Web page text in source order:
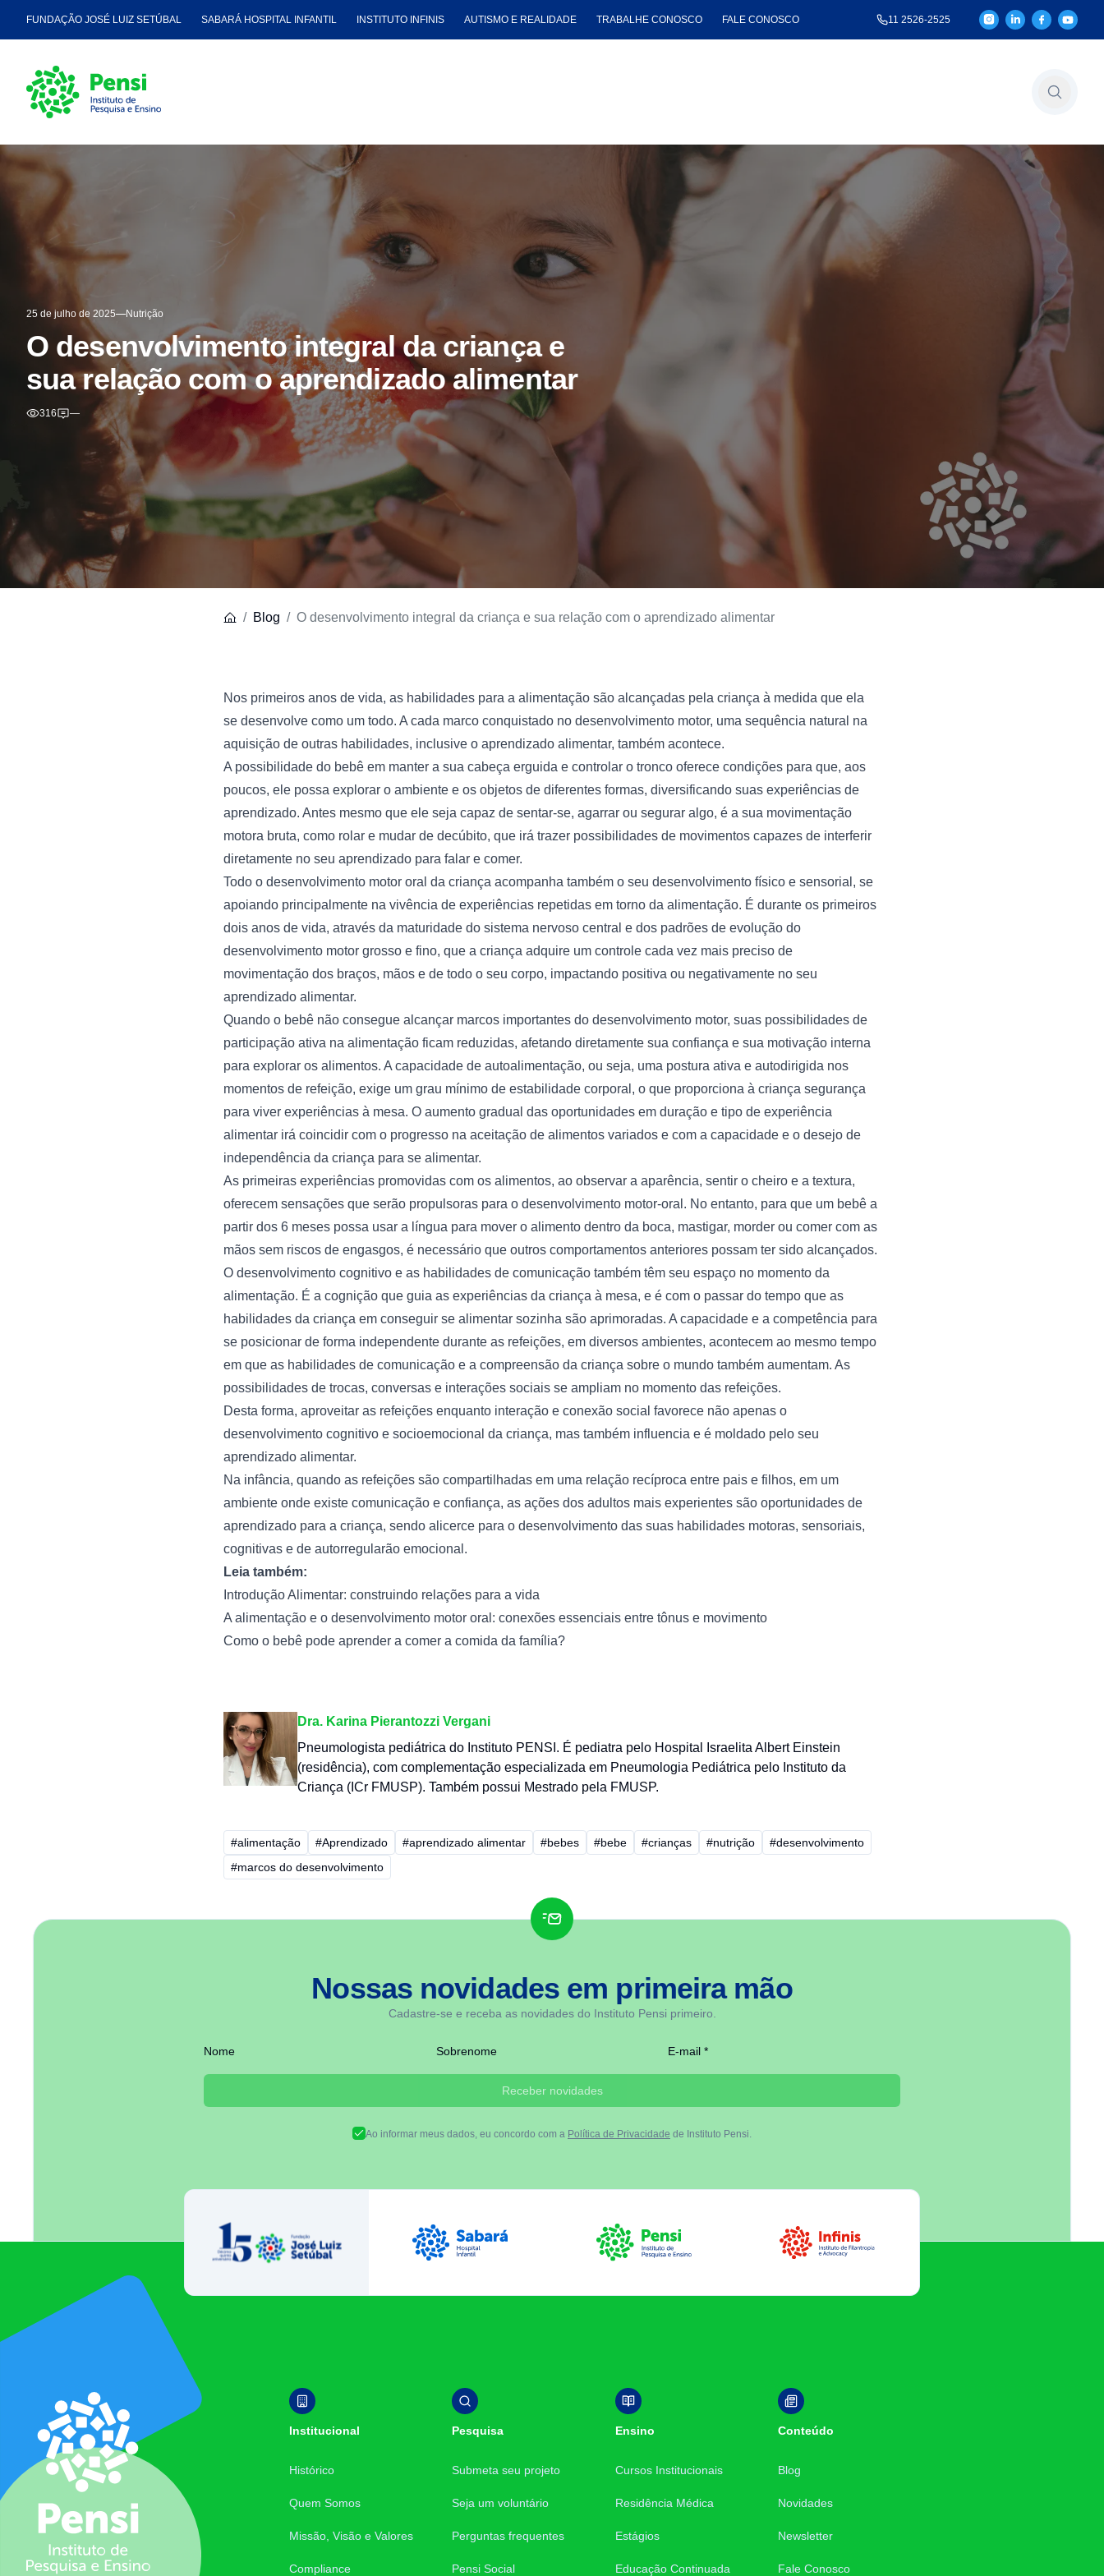
FUNDAÇÃO JOSÉ LUIZ SETÚBAL SABARÁ HOSPITAL INFANTIL INSTITUTO INFINIS AUTISMO E REALIDADE TRABALHE CONOSCO FALE CONOSCO 11 2526-2525
25 de julho de 2025 Nutrição
O desenvolvimento integral da criança e
sua relação com o aprendizado alimentar
316 —
Blog O desenvolvimento integral da criança e sua relação com o aprendizado alimentar
Nos primeiros anos de vida, as habilidades para a alimentação são alcançadas pela criança à medida que ela
se desenvolve como um todo. A cada marco conquistado no desenvolvimento motor, uma sequência natural na
aquisição de outras habilidades, inclusive o aprendizado alimentar, também acontece.
A possibilidade do bebê em manter a sua cabeça erguida e controlar o tronco oferece condições para que, aos
poucos, ele possa explorar o ambiente e os objetos de diferentes formas, diversificando suas experiências de
aprendizado. Antes mesmo que ele seja capaz de sentar-se, agarrar ou segurar algo, é a sua movimentação
motora bruta, como rolar e mudar de decúbito, que irá trazer possibilidades de movimentos capazes de interferir
diretamente no seu aprendizado para falar e comer.
Todo o desenvolvimento motor oral da criança acompanha também o seu desenvolvimento físico e sensorial, se
apoiando principalmente na vivência de experiências repetidas em torno da alimentação. É durante os primeiros
dois anos de vida, através da maturidade do sistema nervoso central e dos padrões de evolução do
desenvolvimento motor grosso e fino, que a criança adquire um controle cada vez mais preciso de
movimentação dos braços, mãos e de todo o seu corpo, impactando positiva ou negativamente no seu
aprendizado alimentar.
Quando o bebê não consegue alcançar marcos importantes do desenvolvimento motor, suas possibilidades de
participação ativa na alimentação ficam reduzidas, afetando diretamente sua confiança e sua motivação interna
para explorar os alimentos. A capacidade de autoalimentação, ou seja, uma postura ativa e autodirigida nos
momentos de refeição, exige um grau mínimo de estabilidade corporal, o que proporciona à criança segurança
para viver experiências à mesa. O aumento gradual das oportunidades em duração e tipo de experiência
alimentar irá coincidir com o progresso na aceitação de alimentos variados e com a capacidade e o desejo de
independência da criança para se alimentar.
As primeiras experiências promovidas com os alimentos, ao observar a aparência, sentir o cheiro e a textura,
oferecem sensações que serão propulsoras para o desenvolvimento motor-oral. No entanto, para que um bebê a
partir dos 6 meses possa usar a língua para mover o alimento dentro da boca, mastigar, morder ou comer com as
mãos sem riscos de engasgos, é necessário que outros comportamentos anteriores possam ter sido alcançados.
O desenvolvimento cognitivo e as habilidades de comunicação também têm seu espaço no momento da
alimentação. É a cognição que guia as experiências da criança à mesa, e é com o passar do tempo que as
habilidades da criança em conseguir se alimentar sozinha são aprimoradas. A capacidade e a competência para
se posicionar de forma independente durante as refeições, em diversos ambientes, acontecem ao mesmo tempo
em que as habilidades de comunicação e a compreensão da criança sobre o mundo também aumentam. As
possibilidades de trocas, conversas e interações sociais se ampliam no momento das refeições.
Desta forma, aproveitar as refeições enquanto interação e conexão social favorece não apenas o
desenvolvimento cognitivo e socioemocional da criança, mas também influencia e é moldado pelo seu
aprendizado alimentar.
Na infância, quando as refeições são compartilhadas em uma relação recíproca entre pais e filhos, em um
ambiente onde existe comunicação e confiança, as ações dos adultos mais experientes são oportunidades de
aprendizado para a criança, sendo alicerce para o desenvolvimento das suas habilidades motoras, sensoriais,
cognitivas e de autorregularão emocional.
Leia também:
Introdução Alimentar: construindo relações para a vida
A alimentação e o desenvolvimento motor oral: conexões essenciais entre tônus e movimento
Como o bebê pode aprender a comer a comida da família?
Dra. Karina Pierantozzi Vergani
Pneumologista pediátrica do Instituto PENSI. É pediatra pelo Hospital Israelita Albert Einstein
(residência), com complementação especializada em Pneumologia Pediátrica pelo Instituto da
Criança (ICr FMUSP). Também possui Mestrado pela FMUSP.
#alimentação #Aprendizado #aprendizado alimentar #bebes #bebe #crianças #nutrição
#desenvolvimento
#marcos do desenvolvimento
Nossas novidades em primeira mão
Cadastre-se e receba as novidades do Instituto Pensi primeiro.
Nome Sobrenome E-mail *
Receber novidades
Ao informar meus dados, eu concordo com a Política de Privacidade de Instituto Pensi.
Fundação José Luiz Egydio SetúbalSabará Hospital Infantil Instituto Pensi Infinis
Institucional
Histórico
Quem Somos
Missão, Visão e Valores
Compliance
Pesquisa
Submeta seu projeto
Seja um voluntário
Perguntas frequentes
Pensi Social
Ensino
Cursos Institucionais
Residência Médica
Estágios
Educação Continuada
Conteúdo
Blog
Novidades
Newsletter
Fale Conosco